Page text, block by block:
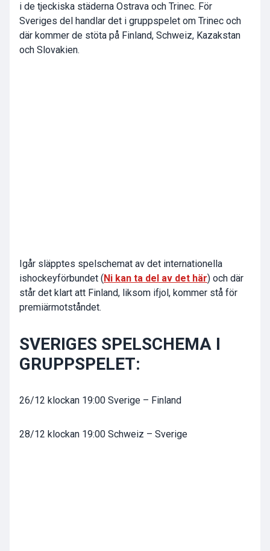
i de tjeckiska städerna Ostrava och Trinec. För
Sveriges del handlar det i gruppspelet om Trinec och
där kommer de stöta på Finland, Schweiz, Kazakstan
och Slovakien.
Igår släpptes spelschemat av det internationella
ishockeyförbundet ( Ni kan ta del av det här) och där
står det klart att Finland, liksom ifjol, kommer stå för
premiärmotståndet.
SVERIGES SPELSCHEMA I
GRUPPSPELET:
26/12 klockan 19:00 Sverige – Finland
28/12 klockan 19:00 Schweiz – Sverige